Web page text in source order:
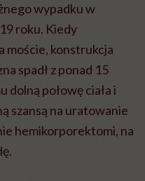
wypadku w
roku. Kiedy
moście, konstrukcja
spadł z ponad 15
dolną połowę ciała i
szansą na uratowanie
hemikorporektomi, na